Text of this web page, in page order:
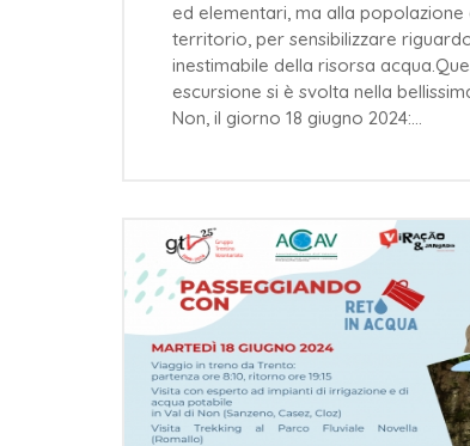
ed elementari, ma alla popolazione
territorio, per sensibilizzare
inestimabile della risorsa
escursione si è svolta nella
Non, il giorno 18 giugno 2024:…